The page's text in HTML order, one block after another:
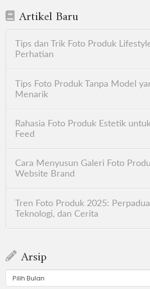
Artikel Baru
Tips dan Trik Foto Produk
Perhatian
Tips Foto Produk Tanpa Model
Menarik
Rahasia Foto Produk Estetik
Feed
Cara Menyusun Galeri Foto
Website Brand
Tren Foto Produk 2025:
Teknologi, dan Cerita
Arsip
Arsip